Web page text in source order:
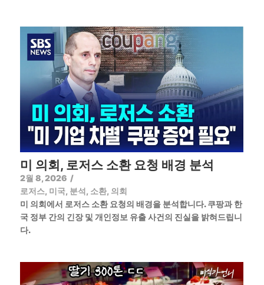
미 의회, 로저스 소환 요청 배경 분석
2월 8, 2026 /
로저스, 미국, 분석, 소환, 의회
미 의회에서 로저스 소환 요청의 배경을 분석합니다. 쿠팡과 한
국 정부 간의 긴장 및 개인정보 유출 사건의 진실을 밝혀드립니
다.